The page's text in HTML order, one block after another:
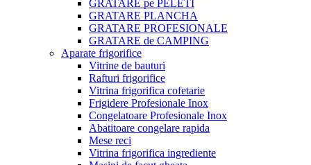
GRATARE pe PELETI
GRATARE PLANCHA
GRATARE PROFESIONALE
GRATARE de CAMPING
Aparate frigorifice
Vitrine de bauturi
Rafturi frigorifice
Vitrina frigorifica cofetarie
Frigidere Profesionale Inox
Congelatoare Profesionale Inox
Abatitoare congelare rapida
Mese reci
Vitrina frigorifica ingrediente